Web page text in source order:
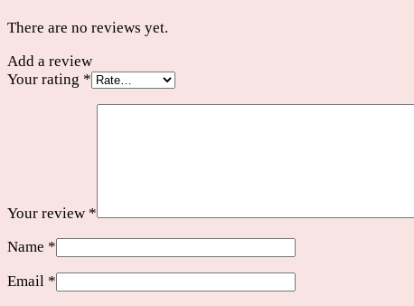
There are no reviews yet.
Add a review
Your rating *
Your review *
Name *
Email *